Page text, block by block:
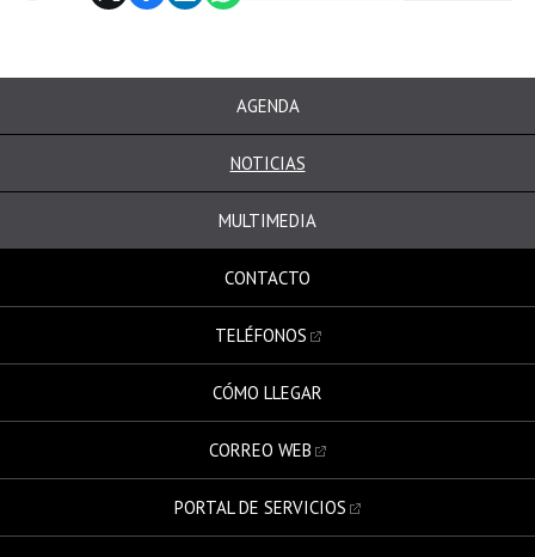
AGENDA
NOTICIAS
MULTIMEDIA
CONTACTO
TELÉFONOS
CÓMO LLEGAR
CORREO WEB
PORTAL DE SERVICIOS